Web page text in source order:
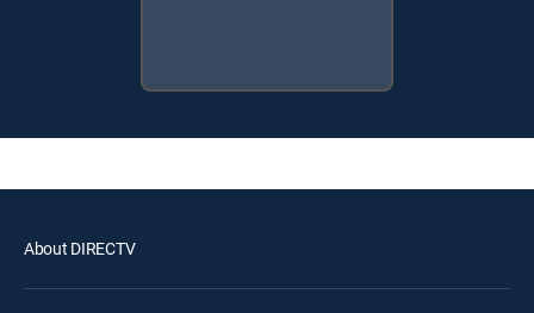
About DIRECTV